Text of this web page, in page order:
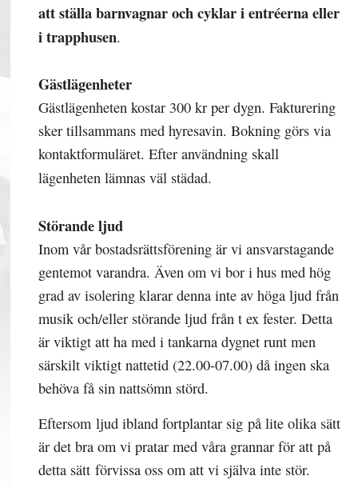
att ställa barnvagnar och cyklar i entréerna eller
i trapphusen.
Gästlägenheter
Gästlägenheten kostar 300 kr per dygn. Fakturering
sker tillsammans med hyresavin. Bokning görs via
kontaktformuläret. Efter användning skall
lägenheten lämnas väl städad.
Störande ljud
Inom vår bostadsrättsförening är vi ansvarstagande
gentemot varandra. Även om vi bor i hus med hög
grad av isolering klarar denna inte av höga ljud från
musik och/eller störande ljud från t ex fester. Detta
är viktigt att ha med i tankarna dygnet runt men
särskilt viktigt nattetid (22.00-07.00) då ingen ska
behöva få sin nattsömn störd.
Eftersom ljud ibland fortplantar sig på lite olika sätt
är det bra om vi pratar med våra grannar för att på
detta sätt förvissa oss om att vi själva inte stör.